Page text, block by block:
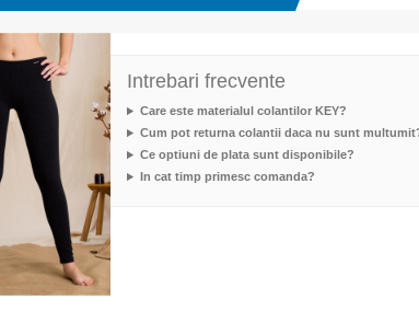
Intrebari frecvente
Care este materialul colantilor KEY?
Cum pot returna colantii daca nu sunt
Ce optiuni de plata sunt disponibile?
In cat timp primesc comanda?